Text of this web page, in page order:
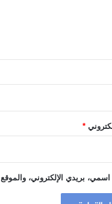
*
بريدي الإلكتروني،